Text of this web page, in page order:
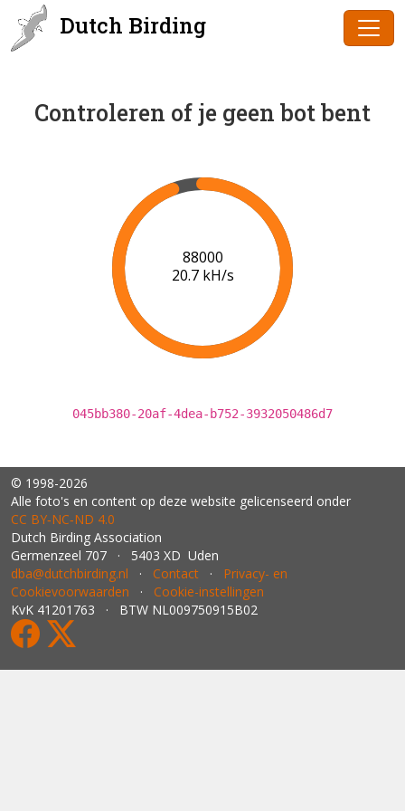
Dutch Birding
Controleren of je geen bot bent
90000
20.8 kH/s
045bb380-20af-4dea-b752-3932050486d7
© 1998-2026
Alle foto's en content op deze website gelicenseerd onder
CC BY‑NC‑ND 4.0
Dutch Birding Association
Germenzeel 707 · 5403 XD Uden
dba@dutchbirding.nl · Contact · Privacy- en
Cookievoorwaarden · Cookie-instellingen
KvK 41201763 · BTW NL009750915B02